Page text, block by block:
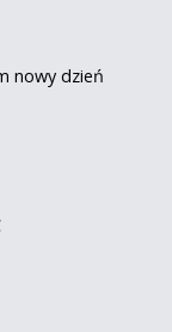
nowy dzień